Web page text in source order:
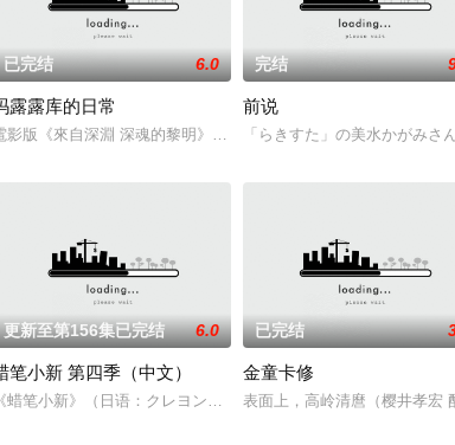
始岛屿。 奇怪的是，这里生活着三个像遭到抢劫一样的朋友。有
已完结 6.0
露露库的日常
影版《來自深淵 深魂的黎明》很快將要在 2020 年 1 月 17 日於
完结
前说
「らきすた」の美水かがみ
雅史 配音）是小学时代的好友，在一日的偶遇之后，两人为
更新至第156集已完结 6.0
笔小新 第四季（中文）
《蜡笔小新》（日语：クレヨンしんちゃん，英语：Crayon Shin-
已完结
金童卡修
表面上，高岭清麿（樱井孝宏